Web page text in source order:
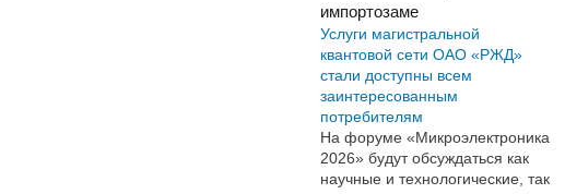
импортозаме
Услуги магистральной
квантовой сети ОАО «РЖД»
стали доступны всем
заинтересованным
потребителям
На форуме «Микроэлектроника
2026» будут обсуждаться как
научные и технологические, так